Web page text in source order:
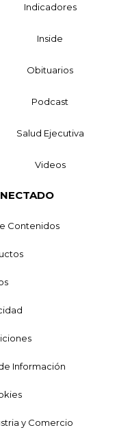
Indicadores
Inside
Obituarios
Podcast
Salud Ejecutiva
Videos
Contenidos
Información
y Comercio